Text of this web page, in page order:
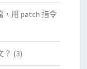
，用 patch 指令
？ (3)